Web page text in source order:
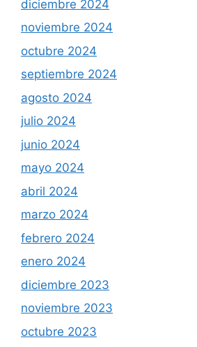
diciembre 2024
noviembre 2024
octubre 2024
septiembre 2024
agosto 2024
julio 2024
junio 2024
mayo 2024
abril 2024
marzo 2024
febrero 2024
enero 2024
diciembre 2023
noviembre 2023
octubre 2023